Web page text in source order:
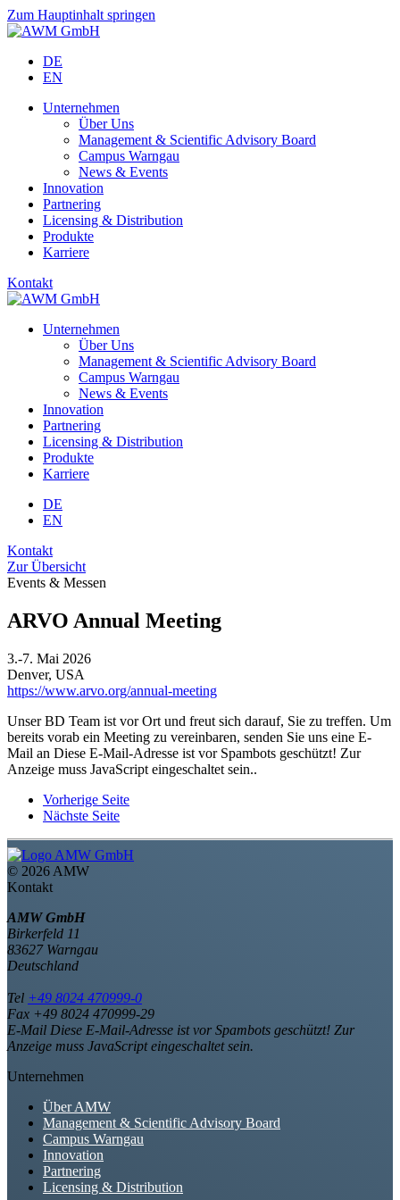
Zum Hauptinhalt springen
DE
EN
Unternehmen
Über Uns
Management & Scientific Advisory Board
Campus Warngau
News & Events
Innovation
Partnering
Licensing & Distribution
Produkte
Karriere
Kontakt
Unternehmen
Über Uns
Management & Scientific Advisory Board
Campus Warngau
News & Events
Innovation
Partnering
Licensing & Distribution
Produkte
Karriere
DE
EN
Kontakt
Zur Übersicht
Events & Messen
ARVO Annual Meeting
3.-7. Mai 2026
Denver, USA
https://www.arvo.org/annual-meeting
Unser BD Team ist vor Ort und freut sich darauf, Sie zu treffen. Um
bereits vorab ein Meeting zu vereinbaren, senden Sie uns eine E-
Mail an Diese E-Mail-Adresse ist vor Spambots geschützt! Zur
Anzeige muss JavaScript eingeschaltet sein..
Vorherige Seite
Nächste Seite
© 2026 AMW
Kontakt
AMW GmbH
Birkerfeld 11
83627 Warngau
Deutschland
Tel +49 8024 470999-0
Fax +49 8024 470999-29
E-Mail Diese E-Mail-Adresse ist vor Spambots geschützt! Zur
Anzeige muss JavaScript eingeschaltet sein.
Unternehmen
Über AMW
Management & Scientific Advisory Board
Campus Warngau
Innovation
Partnering
Licensing & Distribution